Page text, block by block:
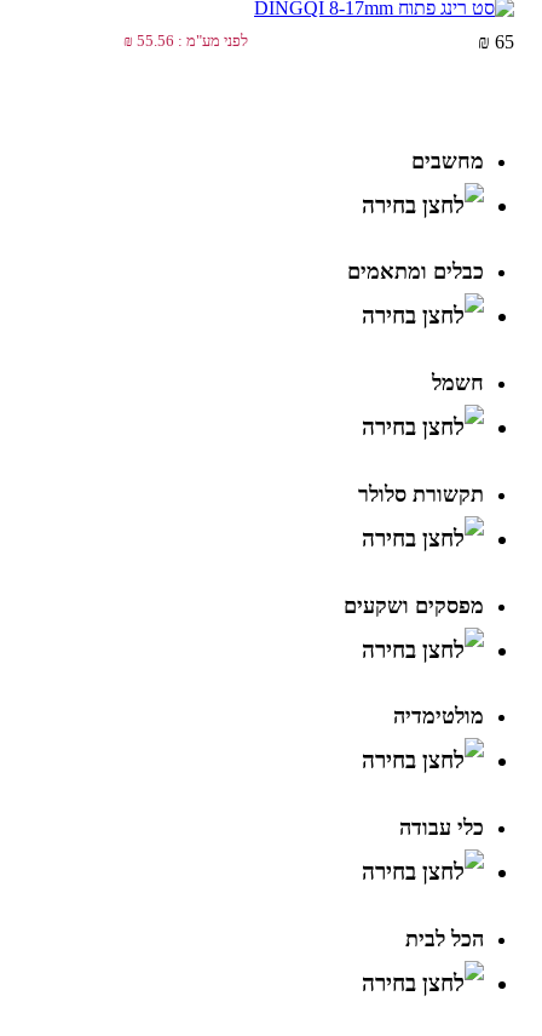
לפני מע"מ : 55.56 ₪ 65 ₪
מחשבים
כבלים ומתאמים
חשמל
תקשורת סלולר
מפסקים ושקעים
מולטימדיה
כלי עבודה
הכל לבית